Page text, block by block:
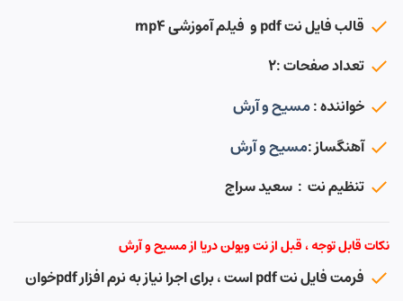
قالب فایل نت pdf و فیلم آموزشی mp4
تعداد صفحات :۲
خواننده :مسیح و آرش
آهنگساز :مسیح و آرش
تنظیم نت : سعید سراج
نکات قابل توجه ، قبل از نت ویولن دریا از مسیح و آرش
فرمت فایل نت pdf است ، برای اجرا نیاز به نرم افزار pdfخوان